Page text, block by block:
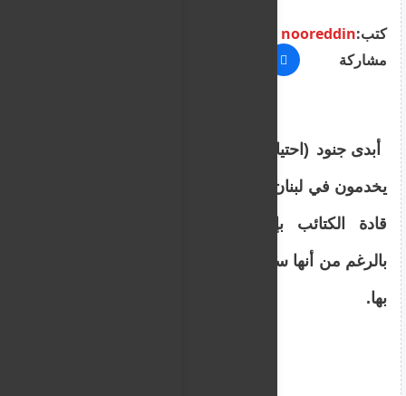
كتب:nooreddin
مشاركة
يخدمون في لبنان احتجاجهم على قرار أحد نواب
قادة الكتائب بإلحاق جندية احتياط بالكتيبة،
بالرغم من أنها ستخدم في فصيلة ليس لهم صلة
بها.